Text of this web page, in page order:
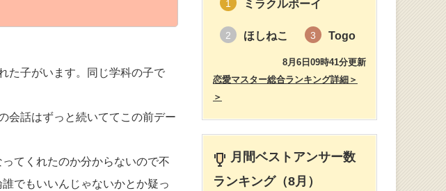
た子がいます。同じ学科の子で
会話はずっと続いててこの前デー
てくれたのか分からないので不
でもいいんじゃないかとか疑っ
1 ミラクルボーイ
2 ほしねこ 3 Togo
8月6日09時41分更新
恋愛マスター総合ランキング詳細＞
＞
月間ベストアンサー数
ランキング（8月）